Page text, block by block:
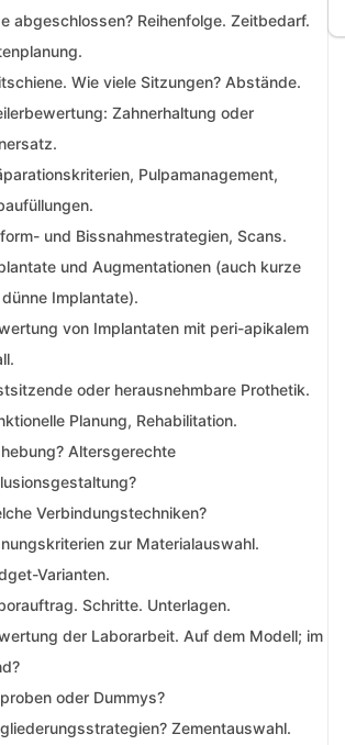
abgeschlossen? Reihenfolge. Zeitbedarf.
Wie viele Sitzungen? Abstände.
Zahnerhaltung oder
Pulpamanagement,
und Bissnahmestrategien, Scans.
und Augmentationen (auch kurze
Implantate).
von Implantaten mit peri-apikalem
oder herausnehmbare Prothetik.
Planung, Rehabilitation.
Altersgerechte
Verbindungstechniken?
zur Materialauswahl.
Varianten.
Schritte. Unterlagen.
der Laborarbeit. Auf dem Modell; im
oder Dummys?
Zementauswahl.